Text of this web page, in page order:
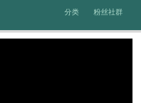
分类 粉丝社群